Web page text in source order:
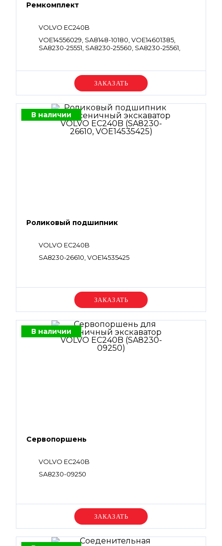
Ремкомплект
VOLVO EC240B
VOE14556029, SA8148-10180, VOE14601385,
SA8230-25551, SA8230-25560, SA8230-25561,
SA8210-06281, VOE14562615, VOE14562616,
VOE14563078, VOE983493, VOE983502,
VOE983503, VOE983509, VOE983530,
VOE990582
Уточняйте цену
В наличии
Роликовый подшипник
VOLVO EC240B
SA8230-26610, VOE14535425
Уточняйте цену
В наличии
Сервопоршень
VOLVO EC240B
SA8230-09250
Уточняйте цену